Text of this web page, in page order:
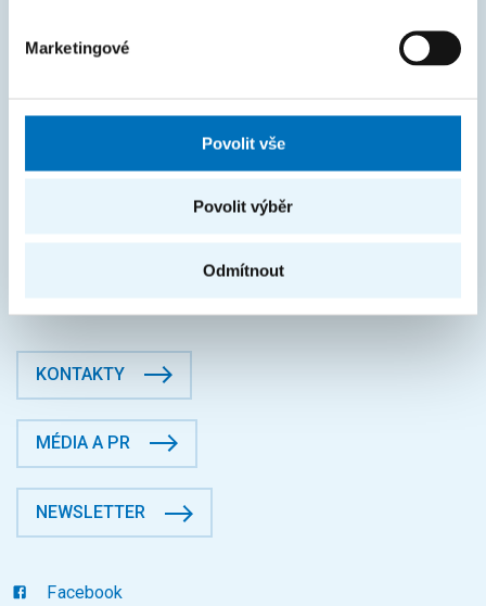
Marketingové
Povolit vše
Povolit výběr
Odmítnout
Život na FIT
FAKTURAČNÍ ÚDAJE
České vysoké učení technické v Praze
Fakulta informačních technologií
KONTAKTY
MÉDIA A PR
NEWSLETTER
Facebook